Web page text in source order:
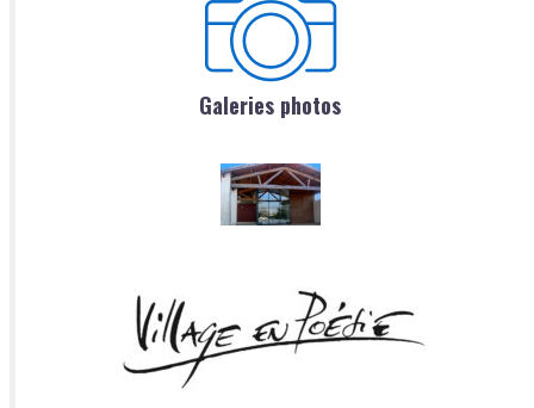
Galeries photos